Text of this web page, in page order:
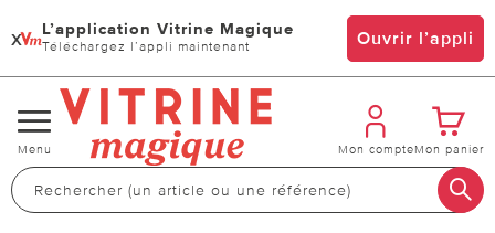
x L’application Vitrine Magique
Téléchargez l’appli maintenant Ouvrir l’appli
Changer
de
navigation
Menu Mon compteMon panier